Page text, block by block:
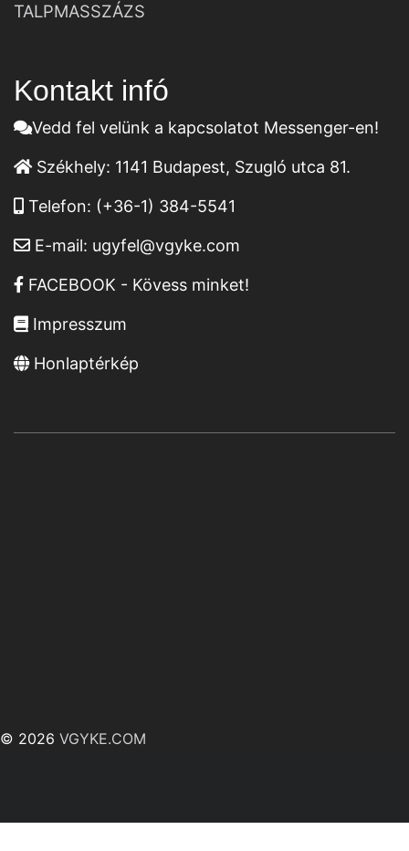
TALPMASSZÁZS
Kontakt infó
Vedd fel velünk a kapcsolatot Messenger-en!
Székhely: 1141 Budapest, Szugló utca 81.
Telefon: (+36-1) 384-5541
E-mail: ugyfel@vgyke.com
FACEBOOK - Kövess minket!
Impresszum
Honlaptérkép
© 2026 VGYKE.COM